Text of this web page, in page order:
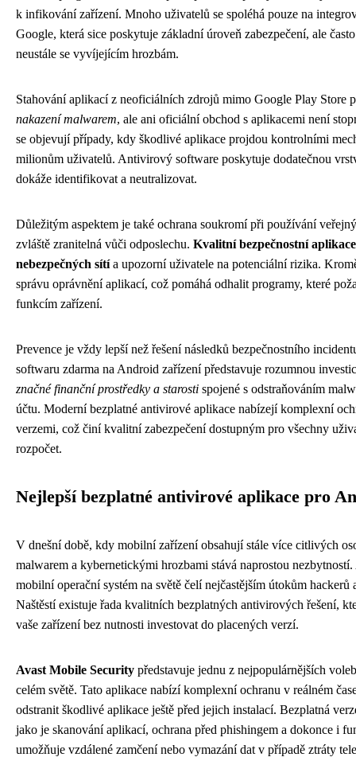
k infikování zařízení. Mnoho uživatelů se spoléhá pouze na
Google, která sice poskytuje základní úroveň zabezpečení, ale
neustále se vyvíjejícím hrozbám.
Stahování aplikací z neoficiálních zdrojů mimo Google Play Store
nakazení malwarem, ale ani oficiální obchod s aplikacemi není
se objevují případy, kdy škodlivé aplikace projdou kontrolními
milionům uživatelů. Antivirový software poskytuje dodatečnou
dokáže identifikovat a neutralizovat.
Důležitým aspektem je také ochrana soukromí při používání
zvláště zranitelná vůči odposlechu. Kvalitní bezpečnostní
nebezpečných sítía upozorní uživatele na potenciální rizika.
správu oprávnění aplikací, což pomáhá odhalit programy, které
funkcím zařízení.
Prevence je vždy lepší než řešení následků bezpečnostního
softwaru zdarma na Android zařízení představuje rozumnou
značné finanční prostředky a starosti spojené s odstraňováním
účtu. Moderní bezplatné antivirové aplikace nabízejí komplexní
verzemi, což činí kvalitní zabezpečení dostupným pro všechny
rozpočet.
Nejlepší bezplatné antivirové aplikace pro
V dnešní době, kdy mobilní zařízení obsahují stále více citlivých
malwarem a kybernetickými hrozbami stává naprostou
mobilní operační systém na světě čelí nejčastějším útokům
Naštěstí existuje řada kvalitních bezplatných antivirových řešení,
vaše zařízení bez nutnosti investovat do placených verzí.
Avast Mobile Security představuje jednu z nejpopulárnějších
celém světě. Tato aplikace nabízí komplexní ochranu v reálném
odstranit škodlivé aplikace ještě před jejich instalací. Bezplatná
jako je skanování aplikací, ochrana před phishingem a dokonce i
umožňuje vzdálené zamčení nebo vymazání dat v případě ztráty